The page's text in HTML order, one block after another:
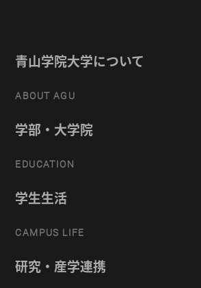
青山学院大学について
ABOUT AGU
学部・大学院
EDUCATION
学生生活
CAMPUS LIFE
研究・産学連携